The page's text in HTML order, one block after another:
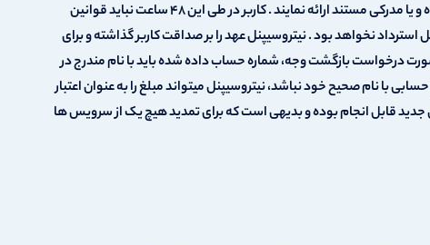
ها درخواست بازپرداخت وجه می نمایند باید دلیلی قانع کننده و یا مدرکی مستند ارائه نمایند . کاربر در طی این ۴۸ ساعت نباید قوانین
نخواهد بود . نیتروسیپنل عهد را بر صداقت کاربر گذاشته و برای
درخواست بازگشت وجه، شماره حساب داده شده باید با نام مندرج در
با نام صحیح خود نباشد، نیتروسیپنل میتواند مبلغ را به عنوان اعتبار
جدید قابل انجام بوده و بدیهی است که برای تمدید هیچ یک از سرویس ها